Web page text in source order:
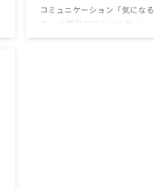
コミュニケーション「気にな
ス」 火曜日のコミュニケーシ